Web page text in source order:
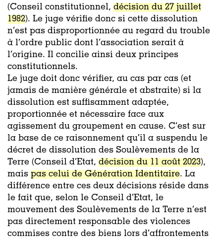
(Conseil constitutionnel, décision du 27 juillet
1982). Le juge vérifie donc si cette dissolution
n’est pas disproportionnée au regard du trouble
à l’ordre public dont l’association serait à
l’origine. Il concilie ainsi deux principes
constitutionnels.
Le juge doit donc vérifier, au cas par cas (et
jamais de manière générale et abstraite) si la
dissolution est suffisamment adaptée,
proportionnée et nécessaire face aux
agissement du groupement en cause. C’est sur
la base de ce raisonnement qu’il a suspendu le
décret de dissolution des Soulèvements de la
Terre (Conseil d’Etat, décision du 11 août 2023),
mais pas celui de Génération Identitaire. La
différence entre ces deux décisions réside dans
le fait que, selon le Conseil d’Etat, le
mouvement des Soulèvements de la Terre n’est
pas directement responsable des violences
commises contre des biens lors d’affrontements